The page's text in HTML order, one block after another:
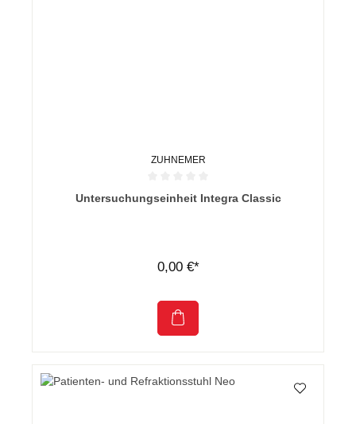
ZUHNEMER
Durchschnittliche Bewertung von 0 von 5 Sternen
Untersuchungseinheit Integra Classic
0,00 €*